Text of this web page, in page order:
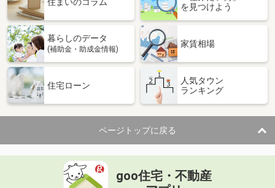
を見つけよう
暮らしのデータ
(補助金・助成金情報)
家賃相場
住宅ローン
人気タウン
ランキング
ページトップに戻る
goo住宅・不動産